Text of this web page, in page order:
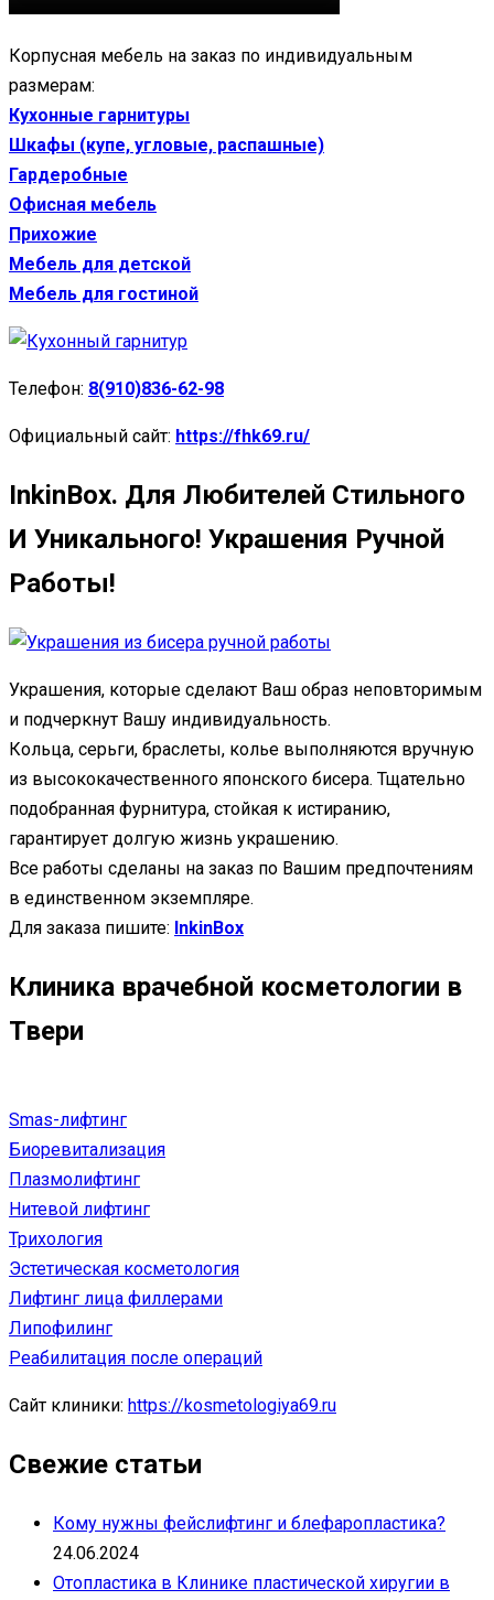
Корпусная мебель на заказ по индивидуальным
размерам:
Кухонные гарнитуры
Шкафы (купе, угловые, распашные)
Гардеробные
Офисная мебель
Прихожие
Мебель для детской
Мебель для гостиной
Телефон: 8(910)836-62-98
Официальный сайт: https://fhk69.ru/
InkinBox. Для Любителей Стильного
И Уникального! Украшения Ручной
Работы!
Украшения, которые сделают Ваш образ неповторимым
и подчеркнут Вашу индивидуальность.
Кольца, серьги, браслеты, колье выполняются вручную
из высококачественного японского бисера. Тщательно
подобранная фурнитура, стойкая к истиранию,
гарантирует долгую жизнь украшению.
Все работы сделаны на заказ по Вашим предпочтениям
в единственном экземпляре.
Для заказа пишите: InkinBox
Клиника врачебной косметологии в
Твери
Smas-лифтинг
Биоревитализация
Плазмолифтинг
Нитевой лифтинг
Трихология
Эстетическая косметология
Лифтинг лица филлерами
Липофилинг
Реабилитация после операций
Сайт клиники: https://kosmetologiya69.ru
Свежие статьи
Кому нужны фейслифтинг и блефаропластика?
24.06.2024
Отопластика в Клинике пластической хиругии в